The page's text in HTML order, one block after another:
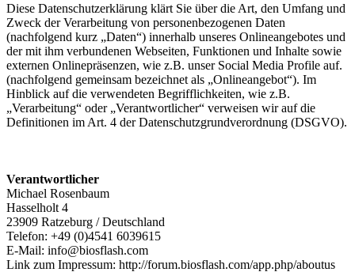
Diese Datenschutzerklärung klärt Sie über die Art, den Umfang und
Zweck der Verarbeitung von personenbezogenen Daten
(nachfolgend kurz „Daten“) innerhalb unseres Onlineangebotes und
der mit ihm verbundenen Webseiten, Funktionen und Inhalte sowie
externen Onlinepräsenzen, wie z.B. unser Social Media Profile auf.
(nachfolgend gemeinsam bezeichnet als „Onlineangebot“). Im
Hinblick auf die verwendeten Begrifflichkeiten, wie z.B.
„Verarbeitung“ oder „Verantwortlicher“ verweisen wir auf die
Definitionen im Art. 4 der Datenschutzgrundverordnung (DSGVO).
Verantwortlicher
Michael Rosenbaum
Hasselholt 4
23909 Ratzeburg / Deutschland
Telefon: +49 (0)4541 6039615
E-Mail: info@biosflash.com
Link zum Impressum: http://forum.biosflash.com/app.php/aboutus